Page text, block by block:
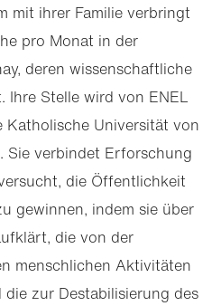
mit ihrer Familie verbringt
pro Monat in der
deren wissenschaftliche
Ihre Stelle wird von ENEL
Universität von
Sie verbindet Erforschung
die Öffentlichkeit
gewinnen, indem sie über
die von der
menschlichen Aktivitäten
zur Destabilisierung des